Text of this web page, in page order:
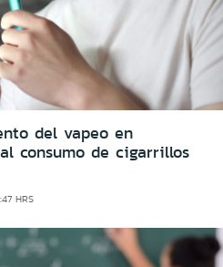
del vapeo en
consumo de cigarrillos
HRS